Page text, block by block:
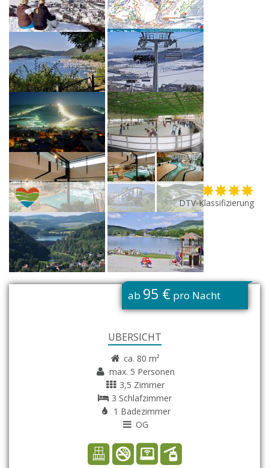
DTV-Klassifizierung
ab 95 € pro Nacht
ÜBERSICHT
ca. 80 m²
max. 5 Personen
3,5 Zimmer
3 Schlafzimmer
1 Badezimmer
OG